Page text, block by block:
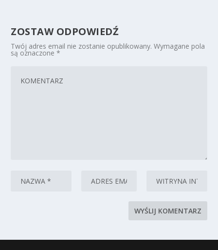
ZOSTAW ODPOWIEDŹ
Twój adres email nie zostanie opublikowany. Wymagane pola
są oznaczone*